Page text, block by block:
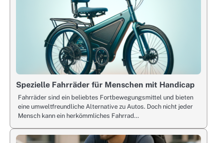
Spezielle Fahrräder für Menschen mit Handicap
Fahrräder sind ein beliebtes Fortbewegungsmittel und bieten
eine umweltfreundliche Alternative zu Autos. Doch nicht jeder
Mensch kann ein herkömmliches Fahrrad…